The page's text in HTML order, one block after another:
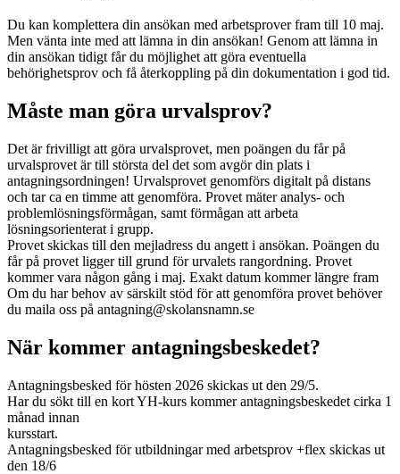
Du kan komplettera din ansökan med arbetsprover fram till 10 maj.
Men vänta inte med att lämna in din ansökan! Genom att lämna in
din ansökan tidigt får du möjlighet att göra eventuella
behörighetsprov och få återkoppling på din dokumentation i god tid.
Måste man göra urvalsprov?
Det är frivilligt att göra urvalsprovet, men poängen du får på
urvalsprovet är till största del det som avgör din plats i
antagningsordningen! Urvalsprovet genomförs digitalt på distans
och tar ca en timme att genomföra. Provet mäter analys- och
problemlösningsförmågan, samt förmågan att arbeta
lösningsorienterat i grupp.
Provet skickas till den mejladress du angett i ansökan. Poängen du
får på provet ligger till grund för urvalets rangordning. Provet
kommer vara någon gång i maj. Exakt datum kommer längre fram
Om du har behov av särskilt stöd för att genomföra provet behöver
du maila oss på antagning@skolansnamn.se
När kommer antagningsbeskedet?
Antagningsbesked för hösten 2026 skickas ut den 29/5.
Har du sökt till en kort YH-kurs kommer antagningsbeskedet cirka 1
månad innan
kursstart.
Antagningsbesked för utbildningar med arbetsprov +flex skickas ut
den 18/6